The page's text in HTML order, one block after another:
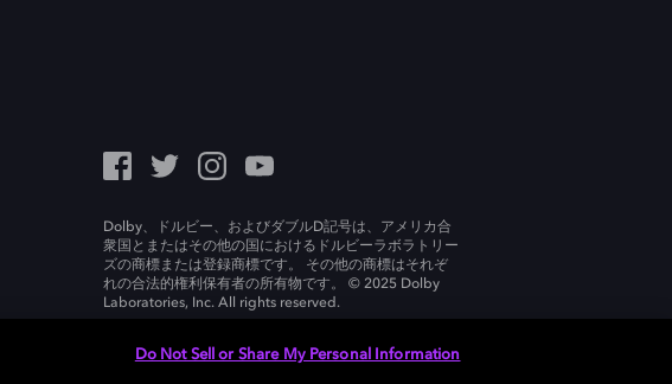
Dolby、ドルビー、およびダブルD記号は、アメリカ合
衆国とまたはその他の国におけるドルビーラボラトリー
ズの商標または登録商標です。 その他の商標はそれぞ
れの合法的権利保有者の所有物です。 © 2025 Dolby
Laboratories, Inc. All rights reserved.
Do Not Sell or Share My Personal Information